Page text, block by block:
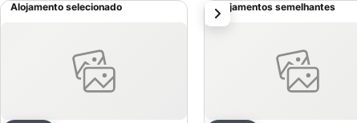
Alojamento selecionado Alojamentos semelhantes
próximo